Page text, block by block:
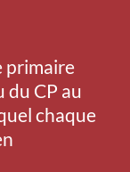
primaire
du CP au
chaque